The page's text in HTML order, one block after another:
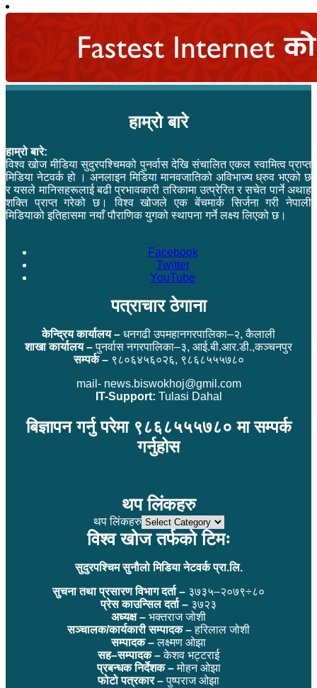
हाम्रो बारे
हाम्रो बारे:
विश्व खोज मीडिया सुदुरपश्चिमको पुनर्वास देखि संचालित एकल स्वामित्व प्राप्त
मिडिया नेटवर्क हो । अनलाइन मिडिया मानवजातिको अविभाज्य ध्रुव भएको छ
र यसले मानिसहरूलाई बढी प्रभावकारी तरिकामा उत्प्रेरित र सचेत पार्ने अथाह
शक्ति प्राप्त गरेको छ। विश्व खोजले एक बेंचमार्क सिर्जना गरी नेपाली
मिडियाको इतिहासमा नयाँ पौराणिक युगको स्थापना गर्ने लक्ष्य लिएको छ।
Facebook
Twitter
YouTube
पत्राचार ठेगाना
केन्द्रिय कार्यालय – धनगढी उपमहानगरपालिका–२, कैलाली
शाखा कार्यालय –पुनर्वास नगरपालिका–३, आई.बी.आर.डी.,कञ्चनपुर
सम्पर्क –९८०६४५६०२६, ९८६८५५५७८०
mail- news.biswokhoj@gmil.com
IT-Support: Tulasi Dahal
बिज्ञापन गर्नु परेमा ९८६८५५५७८० मा सम्पर्क
गर्नुहोस
थप लिंकहरु
थप लिंकहरु
विश्व खोज तर्फको टिमः
सुदुरपश्चिम सुनौलो मिडिया नेटवर्क प्रा.लि.
सुचना तथा प्रसारण विभाग दर्ता – ३७३५–२०७९÷८०
प्रेस काउन्सिल दर्ता – ३७२३
अध्यक्ष – भक्तराज जोशी
सञ्चालक/कार्यकारी सम्पादक –हरिलाल जोशी
सम्पादक –लक्ष्मण ओझा
सह–सम्पादक –केशव भट्टराई
प्रबन्धक निर्देशक –मोहन ओझा
फोटो पत्रकार –पुष्पराज ओझा